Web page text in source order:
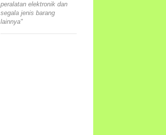
peralatan elektronik dan
segala jenis barang
lainnya"